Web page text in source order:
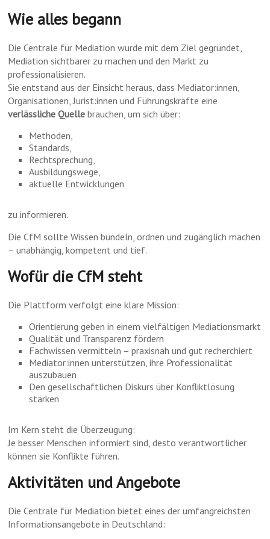
Wie alles begann
Die Centrale für Mediation wurde mit dem Ziel gegründet,
Mediation sichtbarer zu machen und den Markt zu
professionalisieren.
Sie entstand aus der Einsicht heraus, dass Mediator:innen,
Organisationen, Jurist:innen und Führungskräfte eine
verlässliche Quelle brauchen, um sich über:
Methoden,
Standards,
Rechtsprechung,
Ausbildungswege,
aktuelle Entwicklungen
zu informieren.
Die CfM sollte Wissen bündeln, ordnen und zugänglich machen
– unabhängig, kompetent und tief.
Wofür die CfM steht
Die Plattform verfolgt eine klare Mission:
Orientierung geben in einem vielfältigen Mediationsmarkt
Qualität und Transparenz fördern
Fachwissen vermitteln – praxisnah und gut recherchiert
Mediator:innen unterstützen, ihre Professionalität
auszubauen
Den gesellschaftlichen Diskurs über Konfliktlösung
stärken
Im Kern steht die Überzeugung:
Je besser Menschen informiert sind, desto verantwortlicher
können sie Konflikte führen.
Aktivitäten und Angebote
Die Centrale für Mediation bietet eines der umfangreichsten
Informationsangebote in Deutschland: